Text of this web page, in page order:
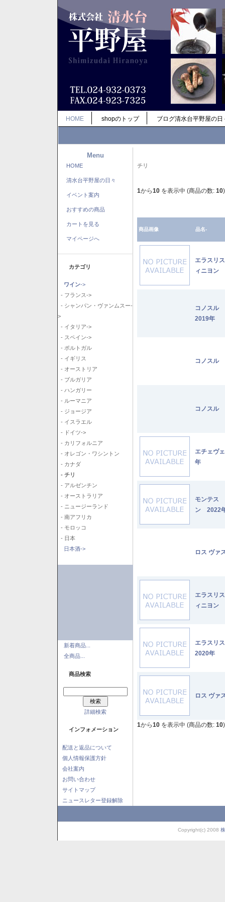
HOME shopのトップ ブログ清水台平野屋の日
Menu
HOME
清水台平野屋の日々
イベント案内
おすすめの商品
カートを見る
マイページへ
カテゴリ
ワイン->
- フランス->
- シャンパン・ヴァンムスー-
>
- イタリア->
- スペイン->
- ポルトガル
- イギリス
- オーストリア
- ブルガリア
- ハンガリー
- ルーマニア
- ジョージア
- イスラエル
- ドイツ->
- カリフォルニア
- オレゴン・ワシントン
- カナダ
- チリ
- アルゼンチン
- オーストラリア
- ニュージーランド
- 南アフリカ
- モロッコ
- 日本
日本酒->
新着商品...
全商品...
商品検索
詳細検索
インフォメーション
配送と返品について
個人情報保護方針
会社案内
お問い合わせ
サイトマップ
ニュースレター登録解除
チリ
1から10 を表示中 (商品の数: 10)
商品画像 品名-
エラスリ
ィニヨン
コノスル
2019年
コノスル
コノスル
エチェヴ
年
モンテス
ン 2022
ロス ヴァ
エラスリ
ィニヨン
エラスリ
2020年
ロス ヴァ
1から10 を表示中 (商品の数: 10)
Copyright(c) 2008